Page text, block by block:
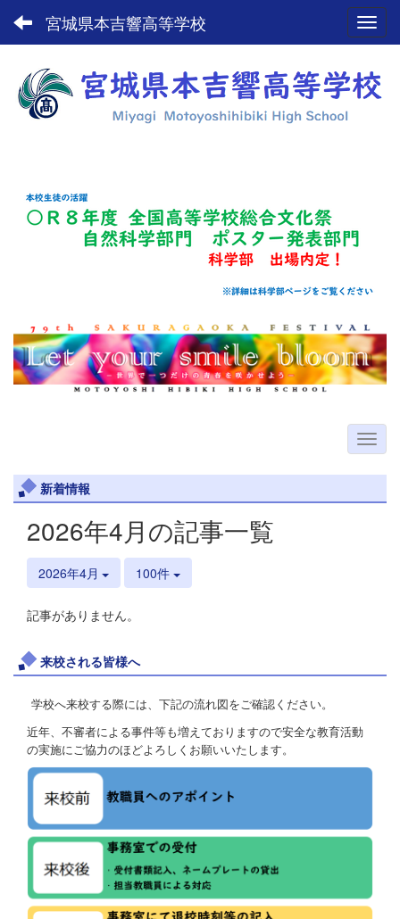
宮城県本吉響高等学校
新着情報
2026年4月の記事一覧
2026年4月 100件
記事がありません。
来校される皆様へ
学校へ来校する際には、下記の流れ図をご確認ください。
近年、不審者による事件等も増えておりますので安全な教育活動
の実施にご協力のほどよろしくお願いいたします。